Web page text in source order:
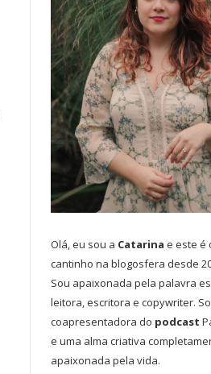
Olá, eu sou a Catarina e este é
cantinho na blogosfera desde
Sou apaixonada pela palavra
leitora, escritora e copywriter.
coapresentadora do podcast
e uma alma criativa
apaixonada pela vida.